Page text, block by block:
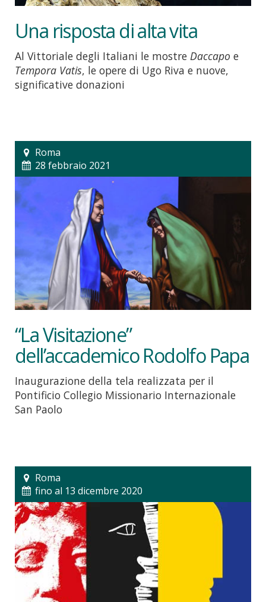
Una risposta di alta vita
Al Vittoriale degli Italiani le mostre Daccapo e
Tempora Vatis, le opere di Ugo Riva e nuove,
significative donazioni
Roma
28 febbraio 2021
“La Visitazione”
dell’accademico Rodolfo Papa
Inaugurazione della tela realizzata per il
Pontificio Collegio Missionario Internazionale
San Paolo
Roma
fino al 13 dicembre 2020